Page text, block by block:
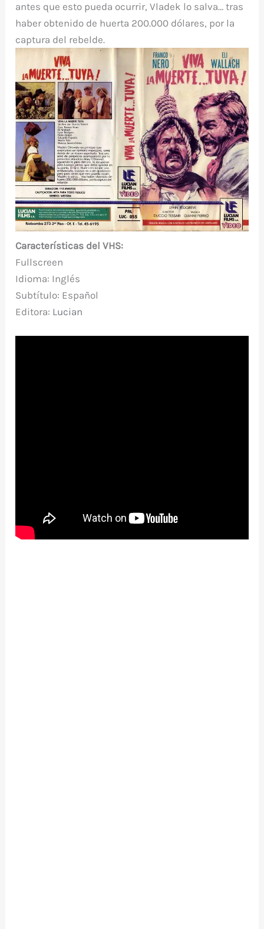
antes que esto pueda ocurrir, Vladek lo salva… tras
haber obtenido de huerta 200.000 dólares, por la
captura del rebelde.
Características del VHS:
Fullscreen
Idioma: Inglés
Subtítulo: Español
Editora: Lucian